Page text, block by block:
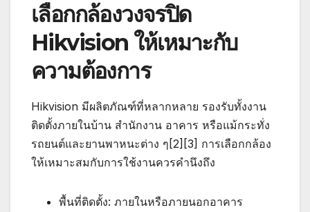
เลือกกล้องวงจรปิด
Hikvision ให้เหมาะกับ
ความต้องการ
Hikvision มีผลิตภัณฑ์ที่หลากหลาย รองรับทั้งงาน
ติดตั้งภายในบ้าน สำนักงาน อาคาร หรือแม้กระทั่ง
รถยนต์และยานพาหนะต่าง ๆ[2][3] การเลือกกล้อง
ให้เหมาะสมกับการใช้งานควรคำนึงถึง
พื้นที่ติดตั้ง: ภายในหรือภายนอกอาคาร